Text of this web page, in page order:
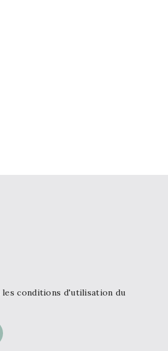
conditions d'utilisation du